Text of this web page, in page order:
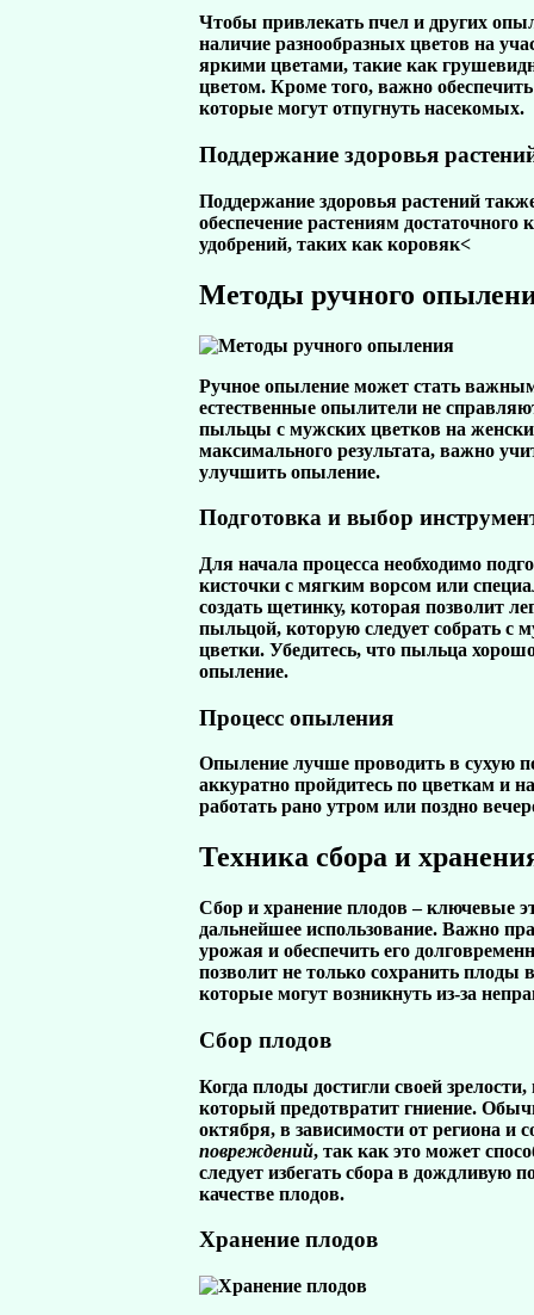
Чтобы привлекать пчел и других
наличие разнообразных цветов на
яркими цветами, такие как
цветом. Кроме того, важно
которые могут отпугнуть насекомых.
Поддержание здоровья
Поддержание здоровья растений
обеспечение растениям достаточного
удобрений, таких как коровяк<
Методы ручного
Ручное опыление может стать важным
естественные опылители не
пыльцы с мужских цветков на
максимального результата, важно
улучшить опыление.
Подготовка и выбор
Для начала процесса необходимо
кисточки с мягким ворсом или
создать щетинку, которая позволит
пыльцой, которую следует собрать с
цветки. Убедитесь, что пыльца
опыление.
Процесс опыления
Опыление лучше проводить в сухую
аккуратно пройдитесь по цветкам и
работать рано утром или поздно
Техника сбора и
Сбор и хранение плодов – ключевые
дальнейшее использование. Важно
урожая и обеспечить его
позволит не только сохранить плоды
которые могут возникнуть из-за
Сбор плодов
Когда плоды достигли своей
который предотвратит гниение.
октября, в зависимости от региона и
повреждений, так как это может
следует избегать сбора в дождливую
качестве плодов.
Хранение плодов